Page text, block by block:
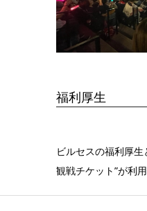
福利厚生
ビルセスの福利厚
観戦チケット”が利